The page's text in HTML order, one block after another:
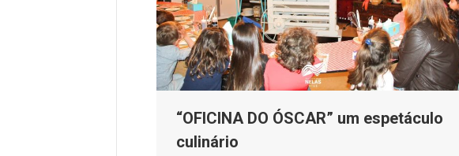
“OFICINA DO ÓSCAR” um espetáculo
culinário